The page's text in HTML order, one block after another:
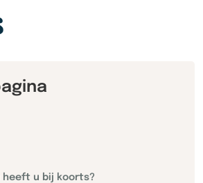
heeft u bij koorts?